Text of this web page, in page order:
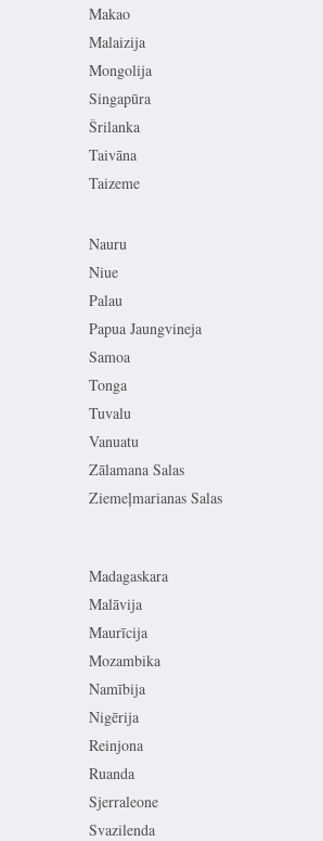
Makao
Malaizija
Mongolija
Singapūra
Šrilanka
Taivāna
Taizeme
Nauru
Niue
Palau
Papua Jaungvineja
Samoa
Tonga
Tuvalu
Vanuatu
Zālamana Salas
Ziemeļmarianas Salas
Madagaskara
Malāvija
Maurīcija
Mozambika
Namībija
Nigērija
Reinjona
Ruanda
Sjerraleone
Svazilenda